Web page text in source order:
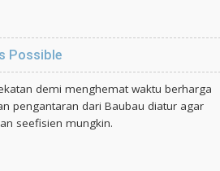
Possible
demi menghemat waktu berharga
pengantaran dari Baubau diatur agar
seefisien mungkin.